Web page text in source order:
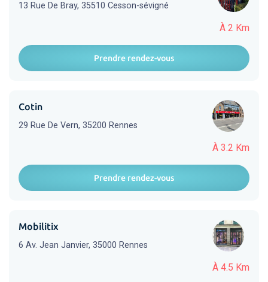
À 2 Km
13 Rue De Bray, 35510 Cesson-sévigné
Prendre rendez-vous
À 3.2 Km
Cotin
29 Rue De Vern, 35200 Rennes
Prendre rendez-vous
À 4.5 Km
Mobilitix
6 Av. Jean Janvier, 35000 Rennes